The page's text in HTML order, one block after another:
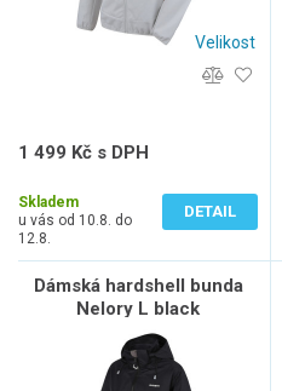
Velikost
1 499 Kč s DPH
Skladem
u vás od 10.8. do
12.8.
DETAIL
Dámská hardshell bunda
Nelory L black